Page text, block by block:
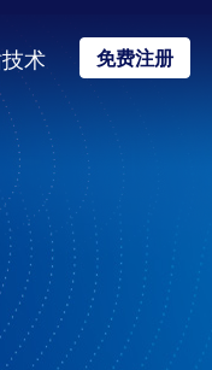
术 免费注册